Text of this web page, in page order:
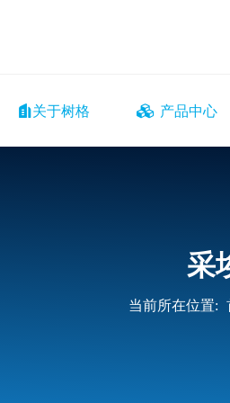
关于树格 产品中心
采
当前所在位置: